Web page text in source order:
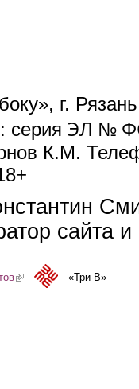
г.
серия ЭЛ №
К.М.
e-mail)
сайта
(link is external)«Три-В»